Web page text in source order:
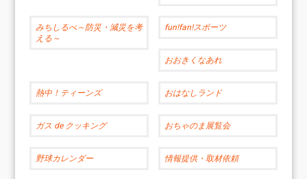
みちしるべ～防災・減災を考
える～
fun!fan!スポーツ
おおきくなあれ
熱中！ティーンズ おはなしランド
ガス de クッキング おちゃのま展覧会
野球カレンダー 情報提供・取材依頼